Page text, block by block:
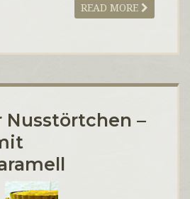
READ MORE
Nusstörtchen –